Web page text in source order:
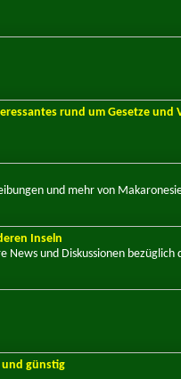
rund um Gesetze und
und mehr von
Inseln
News und Diskussionen bezüglich
günstig